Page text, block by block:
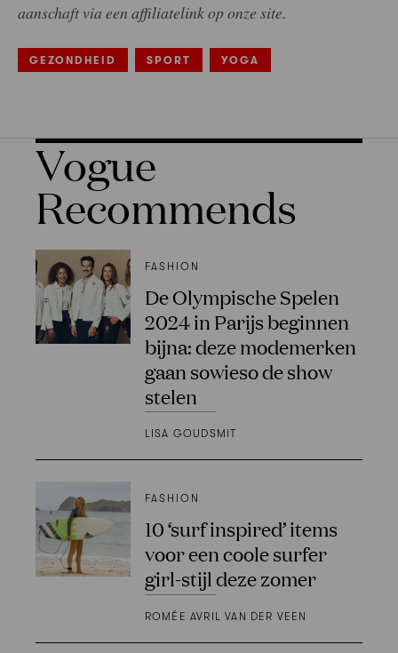
aanschaft via een affiliatelink op onze site.
GEZONDHEID SPORT YOGA
Vogue
Recommends
FASHION
De Olympische Spelen
2024 in Parijs beginnen
bijna: deze modemerken
gaan sowieso de show
stelen
LISA GOUDSMIT
FASHION
10 ‘surf inspired’ items
voor een coole surfer
girl-stijl deze zomer
ROMÉE AVRIL VAN DER VEEN